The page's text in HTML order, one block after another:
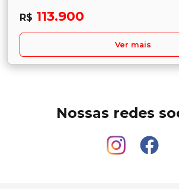
R$ 113.900
Ver mais
Nossas redes